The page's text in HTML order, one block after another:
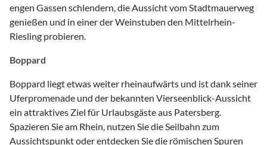
engen Gassen schlendern, die Aussicht vom Stadtmauerweg
genießen und in einer der Weinstuben den Mittelrhein-
Riesling probieren.
Boppard
Boppard liegt etwas weiter rheinaufwärts und ist dank seiner
Uferpromenade und der bekannten Vierseenblick-Aussicht
ein attraktives Ziel für Urlaubsgäste aus Patersberg.
Spazieren Sie am Rhein, nutzen Sie die Seilbahn zum
Aussichtspunkt oder entdecken Sie die römischen Spuren